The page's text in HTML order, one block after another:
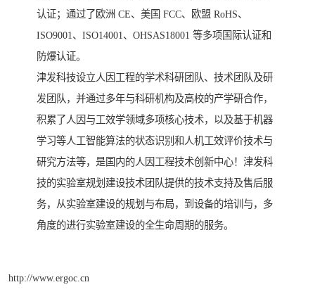
认证；通过了欧洲 CE、美国 FCC、欧盟 RoHS、
ISO9001、ISO14001、OHSAS18001 等多项国际认证和
防爆认证。
津发科技设立人因工程的学术科研团队、技术团队及研
发团队，并通过多年与科研机构及高校的产学研合作，
积累了人因与工效学领域多项核心技术，以及基于机器
学习等人工智能算法的状态识别和人机工效评价技术与
研究方法等，是国内的人因工程技术创新中心！津发科
技的实验室规划建设技术团队提供的技术支持及售后服
务，从实验室建设的规划与布局，到设备的培训与，多
角度的进行实验室建设的全生命周期的服务。
http://www.ergoc.cn